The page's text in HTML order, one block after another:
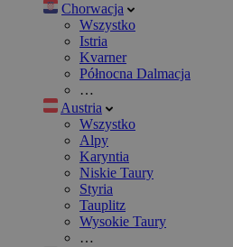
Chorwacja
Wszystko
Istria
Kvarner
Północna Dalmacja
…
Austria
Wszystko
Alpy
Karyntia
Niskie Taury
Styria
Tauplitz
Wysokie Taury
…